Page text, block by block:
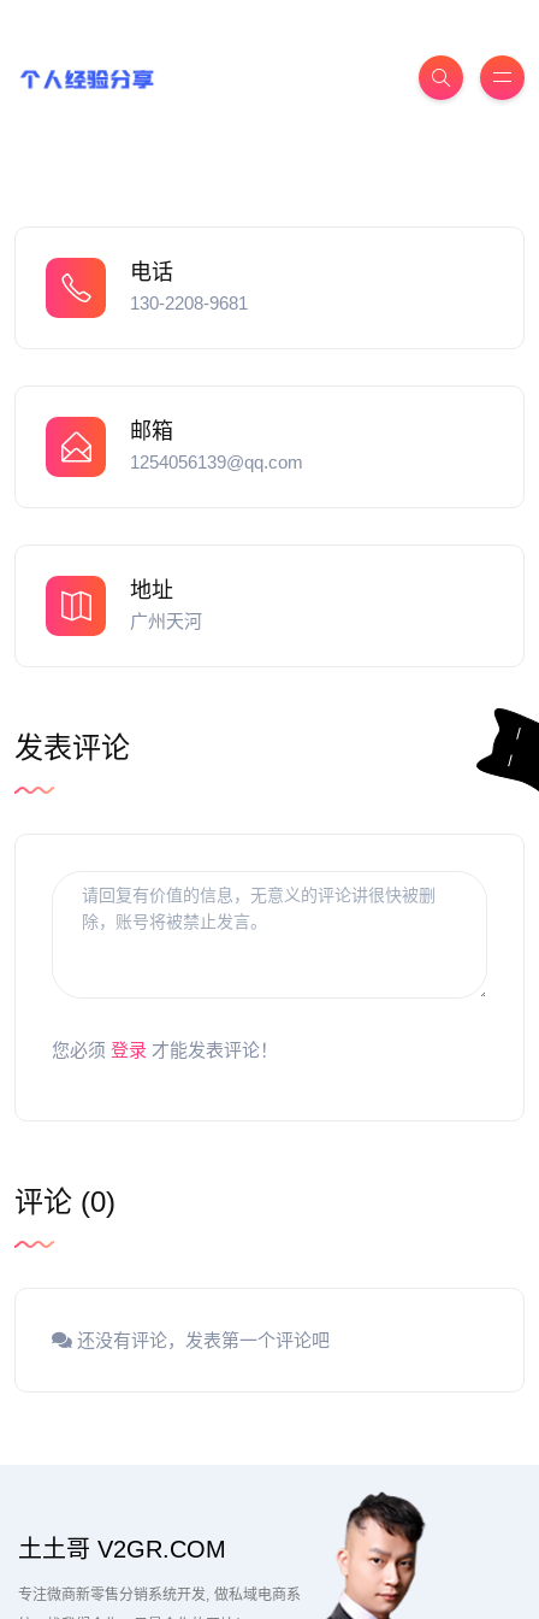
电话
130-2208-9681
邮箱
1254056139@qq.com
地址
广州天河
发表评论
您必须 登录 才能发表评论！
评论 (0)
还没有评论，发表第一个评论吧
土土哥 V2GR.COM
专注微商新零售分销系统开发 做私域电商系